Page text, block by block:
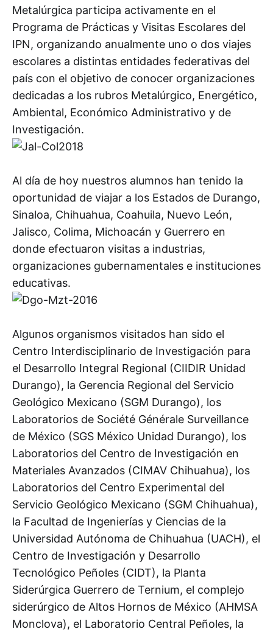
Metalúrgica participa activamente en el
Programa de Prácticas y Visitas Escolares del
IPN, organizando anualmente uno o dos viajes
escolares a distintas entidades federativas del
país con el objetivo de conocer organizaciones
dedicadas a los rubros Metalúrgico, Energético,
Ambiental, Económico Administrativo y de
Investigación.
Al día de hoy nuestros alumnos han tenido la
oportunidad de viajar a los Estados de Durango,
Sinaloa, Chihuahua, Coahuila, Nuevo León,
Jalisco, Colima, Michoacán y Guerrero en
donde efectuaron visitas a industrias,
organizaciones gubernamentales e instituciones
educativas.
Algunos organismos visitados han sido el
Centro Interdisciplinario de Investigación para
el Desarrollo Integral Regional (CIIDIR Unidad
Durango), la Gerencia Regional del Servicio
Geológico Mexicano (SGM Durango), los
Laboratorios de Société Générale Surveillance
de México (SGS México Unidad Durango), los
Laboratorios del Centro de Investigación en
Materiales Avanzados (CIMAV Chihuahua), los
Laboratorios del Centro Experimental del
Servicio Geológico Mexicano (SGM Chihuahua),
la Facultad de Ingenierías y Ciencias de la
Universidad Autónoma de Chihuahua (UACH), el
Centro de Investigación y Desarrollo
Tecnológico Peñoles (CIDT), la Planta
Siderúrgica Guerrero de Ternium, el complejo
siderúrgico de Altos Hornos de México (AHMSA
Monclova), el Laboratorio Central Peñoles, la